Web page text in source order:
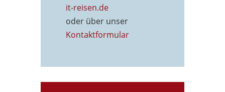
it-reisen.de
oder über unser
Kontaktformular